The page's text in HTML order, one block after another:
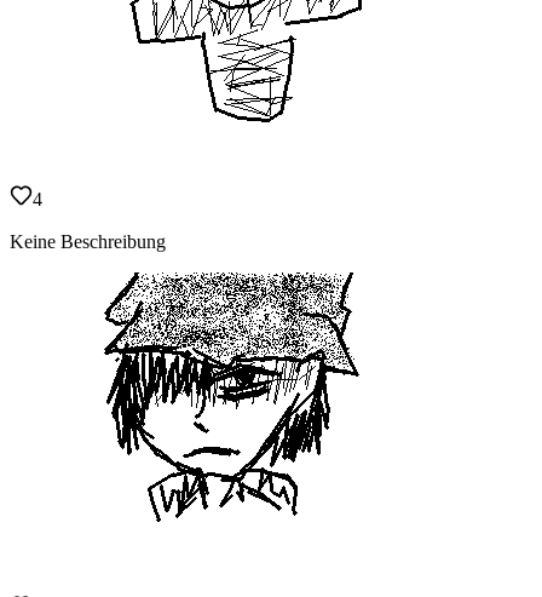
4
Keine Beschreibung